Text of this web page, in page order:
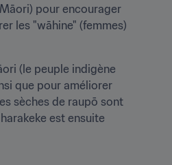
pour encourager
les "wāhine" (femmes)
(le peuple indigène
que pour améliorer
sèches de raupō sont
est ensuite